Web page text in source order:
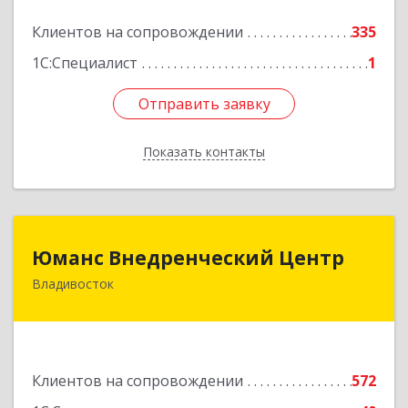
Клиентов на сопровождении
335
1С:Специалист
1
Отправить заявку
Показать контакты
Отправить заявку
Назад
Юманс Внедренческий Центр
Владивосток
Клиентов на сопровождении
572
Юманс Внедренческий Центр
690014, Приморский край, Владивосток г,